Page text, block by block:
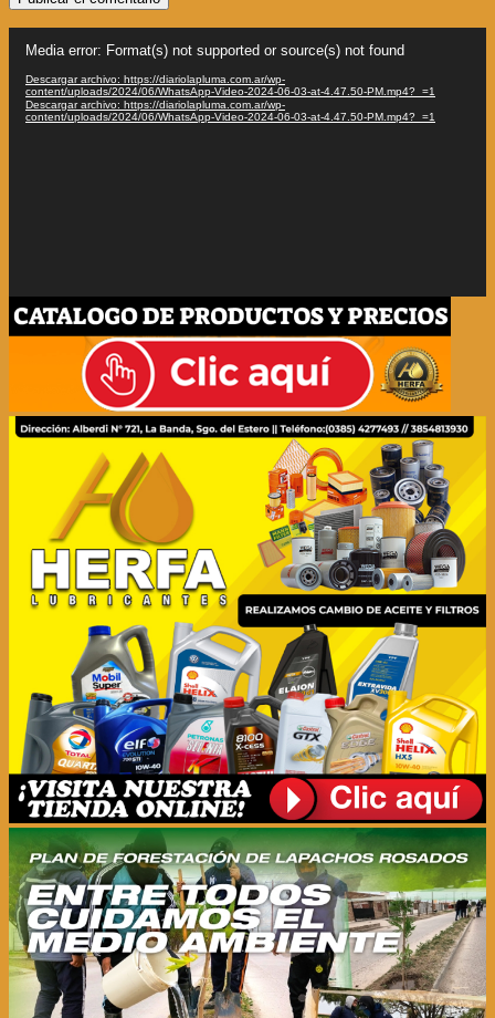
vídeo
Media error: Format(s) not supported or source(s) not found
Descargar archivo: https://diariolapluma.com.ar/wp-
content/uploads/2024/06/WhatsApp-Video-2024-06-03-at-4.47.50-PM.mp4?_=1
Descargar archivo: https://diariolapluma.com.ar/wp-
content/uploads/2024/06/WhatsApp-Video-2024-06-03-at-4.47.50-PM.mp4?_=1